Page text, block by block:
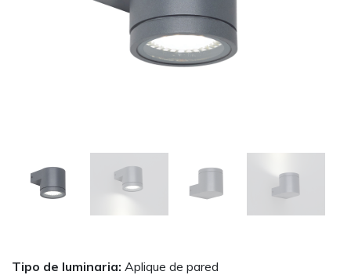
Tipo de luminaria: Aplique de pared